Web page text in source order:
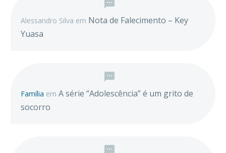
Alessandro Silva em Nota de Falecimento – Key
Yuasa
Família em A série “Adolescência” é um grito de
socorro